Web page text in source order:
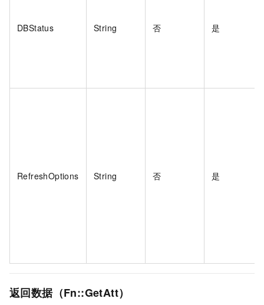
DBStatus String 否 是
RefreshOptions String 否 是
返回数据（Fn::GetAtt）